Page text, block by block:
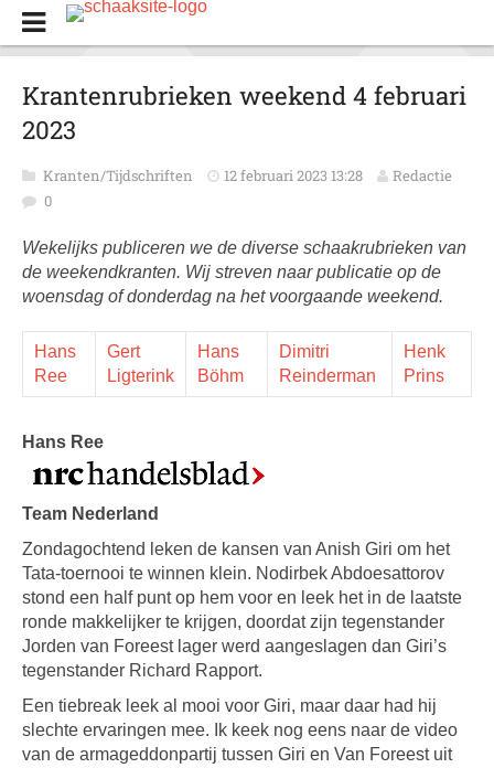
Krantenrubrieken weekend 4 februari
2023
Kranten/Tijdschriften 12 februari 2023 13:28
Redactie
0
Wekelijks publiceren we de diverse schaakrubrieken van
de weekendkranten. Wij streven naar publicatie op de
woensdag of donderdag na het voorgaande weekend.
Hans
Ree
Gert
Ligterink
Hans
Böhm
Dimitri
Reinderman
Henk
Prins
Hans Ree
Team Nederland
Zondagochtend leken de kansen van Anish Giri om het
Tata-toernooi te winnen klein. Nodirbek Abdoesattorov
stond een half punt op hem voor en leek het in de laatste
ronde makkelijker te krijgen, doordat zijn tegenstander
Jorden van Foreest lager werd aangeslagen dan Giri’s
tegenstander Richard Rapport.
Een tiebreak leek al mooi voor Giri, maar daar had hij
slechte ervaringen mee. Ik keek nog eens naar de video
van de armageddonpartij tussen Giri en Van Foreest uit